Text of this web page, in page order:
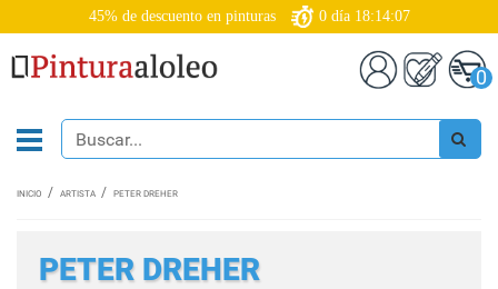
45% de descuento en pinturas 0 día 18:14:07
0
INICIO ARTISTA PETER DREHER
PETER DREHER